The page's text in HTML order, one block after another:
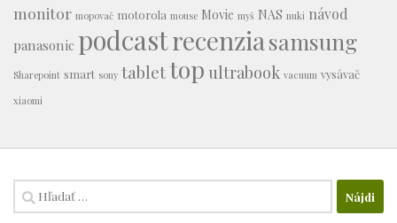
monitor mopovač motorola mouse Movie myš NAS nuki návod
panasonic podcastrecenziasamsung
Sharepoint smart sony tablettop ultrabook vacuum vysávač
xiaomi
Hľadať: